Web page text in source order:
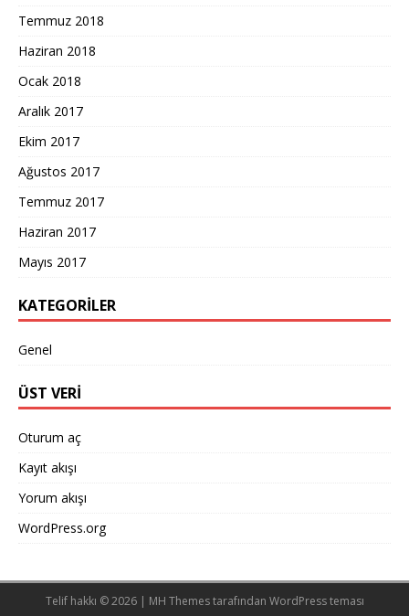
Temmuz 2018
Haziran 2018
Ocak 2018
Aralık 2017
Ekim 2017
Ağustos 2017
Temmuz 2017
Haziran 2017
Mayıs 2017
KATEGORILER
Genel
ÜST VERI
Oturum aç
Kayıt akışı
Yorum akışı
WordPress.org
Telif hakkı © 2026 | MH Themestarafından WordPress teması